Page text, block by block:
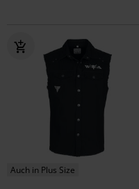
Auch in Plus Size